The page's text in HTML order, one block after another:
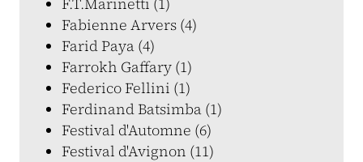
Fabienne Arvers (4)
Farid Paya (4)
Farrokh Gaffary (1)
Federico Fellini (1)
Ferdinand Batsimba (1)
Festival d'Automne (6)
Festival d'Avignon (11)